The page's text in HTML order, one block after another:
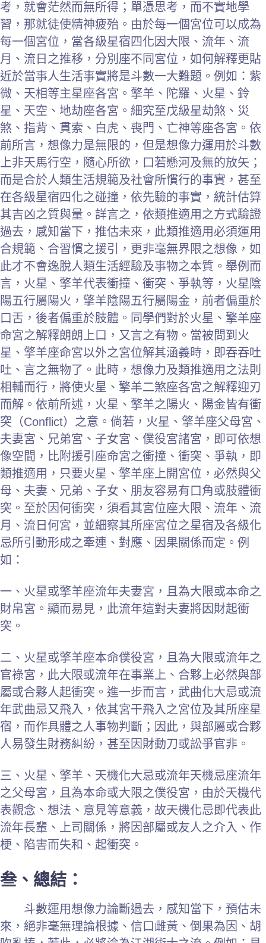
考，就會茫然而無所得；單憑思考，而不實地學
習，那就徒使精神疲殆。由於每一個宮位可以成為
每一個宮位，當各級星宿四化因大限、流年、流
月、流日之推移，分別座不同宮位，如何解釋更貼
近於當事人生活事實將是斗數一大難題。例如：紫
微、天相等主星座各宮。擎羊、陀羅、火星、鈴
星、天空、地劫座各宮。細究至戊級星劫煞、災
煞、指背、貫索、白虎、喪門、亡神等座各宮。依
前所言，想像力是無限的，但是想像力運用於斗數
上非天馬行空，隨心所欲，口若懸河及無的放矢；
而是合於人類生活規範及社會所慣行的事實，甚至
在各級星宿四化之碰撞，依先驗的事實，統計估算
其吉凶之質與量。詳言之，依類推適用之方式驗證
過去，感知當下，推估未來，此類推適用必須運用
合規範、合習慣之援引，更非毫無界限之想像，如
此才不會逸脫人類生活經驗及事物之本質。舉例而
言，火星、擎羊代表衝撞、衝突、爭執等，火星陰
陽五行屬陽火，擎羊陰陽五行屬陽金，前者偏重於
口舌，後者偏重於肢體。同學們對於火星、擎羊座
命宮之解釋朗朗上口，又言之有物。當被問到火
星、擎羊座命宮以外之宮位解其涵義時，即吞吞吐
吐、言之無物了。此時，想像力及類推適用之法則
相輔而行，將使火星、擎羊二煞座各宮之解釋迎刃
而解。依前所述，火星、擎羊之陽火、陽金皆有衝
突（Conflict）之意。倘若，火星、擎羊座父母宮、
夫妻宮、兄弟宮、子女宮、僕役宮諸宮，即可依想
像空間，比附援引座命宮之衝撞、衝突、爭執，即
類推適用，只要火星、擎羊座上開宮位，必然與父
母、夫妻、兄弟、子女、朋友容易有口角或肢體衝
突。至於因何衝突，須看其宮位座大限、流年、流
月、流日何宮，並細察其所座宮位之星宿及各級化
忌所引動形成之牽連、對應、因果關係而定。例
如：
一、火星或擎羊座流年夫妻宮，且為大限或本命之
財帛宮。顯而易見，此流年這對夫妻將因財起衝
突。
二、火星或擎羊座本命僕役宮，且為大限或流年之
官祿宮，此大限或流年在事業上、合夥上必然與部
屬或合夥人起衝突。進一步而言，武曲化大忌或流
年武曲忌又飛入，依其宮干飛入之宮位及其所座星
宿，而作具體之人事物判斷；因此，與部屬或合夥
人易發生財務糾紛，甚至因財動刀或訟爭官非。
三、火星、擎羊、天機化大忌或流年天機忌座流年
之父母宮，且為本命或大限之僕役宮，由於天機代
表觀念、想法、意見等意義，故天機化忌即代表此
流年長輩、上司關係，將因部屬或友人之介入、作
梗、陷害而失和、起衝突。
叁、總結：
斗數運用想像力論斷過去，感知當下，預估未
來，絕非毫無理論根據、信口雌黃、倒果為因、胡